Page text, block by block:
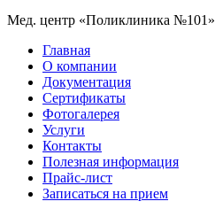
Мед. центр «Поликлиника №101»
Главная
О компании
Документация
Сертификаты
Фотогалерея
Услуги
Контакты
Полезная информация
Прайс-лист
Записаться на прием